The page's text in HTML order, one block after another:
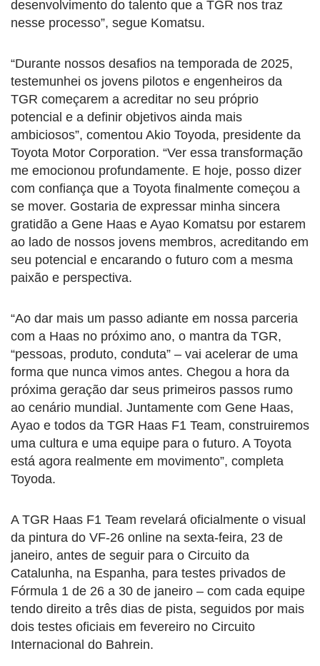
desenvolvimento do talento que a TGR nos traz
nesse processo”, segue Komatsu.
“Durante nossos desafios na temporada de 2025,
testemunhei os jovens pilotos e engenheiros da
TGR começarem a acreditar no seu próprio
potencial e a definir objetivos ainda mais
ambiciosos”, comentou Akio Toyoda, presidente da
Toyota Motor Corporation. “Ver essa transformação
me emocionou profundamente. E hoje, posso dizer
com confiança que a Toyota finalmente começou a
se mover. Gostaria de expressar minha sincera
gratidão a Gene Haas e Ayao Komatsu por estarem
ao lado de nossos jovens membros, acreditando em
seu potencial e encarando o futuro com a mesma
paixão e perspectiva.
“Ao dar mais um passo adiante em nossa parceria
com a Haas no próximo ano, o mantra da TGR,
“pessoas, produto, conduta” – vai acelerar de uma
forma que nunca vimos antes. Chegou a hora da
próxima geração dar seus primeiros passos rumo
ao cenário mundial. Juntamente com Gene Haas,
Ayao e todos da TGR Haas F1 Team, construiremos
uma cultura e uma equipe para o futuro. A Toyota
está agora realmente em movimento”, completa
Toyoda.
A TGR Haas F1 Team revelará oficialmente o visual
da pintura do VF-26 online na sexta-feira, 23 de
janeiro, antes de seguir para o Circuito da
Catalunha, na Espanha, para testes privados de
Fórmula 1 de 26 a 30 de janeiro – com cada equipe
tendo direito a três dias de pista, seguidos por mais
dois testes oficiais em fevereiro no Circuito
Internacional do Bahrein.